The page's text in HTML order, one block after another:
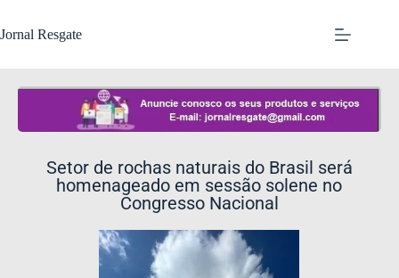
Jornal Resgate
Setor de rochas naturais do Brasil será
homenageado em sessão solene no
Congresso Nacional